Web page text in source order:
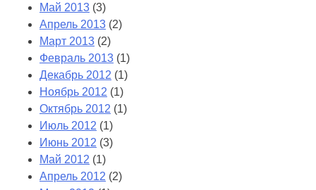
Май 2013 (3)
Апрель 2013 (2)
Март 2013 (2)
Февраль 2013 (1)
Декабрь 2012 (1)
Ноябрь 2012 (1)
Октябрь 2012 (1)
Июль 2012 (1)
Июнь 2012 (3)
Май 2012 (1)
Апрель 2012 (2)